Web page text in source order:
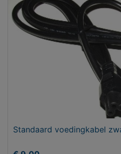
Standaard voedingkabel